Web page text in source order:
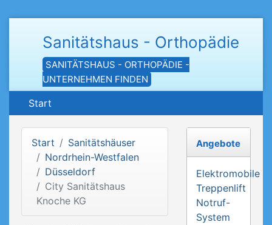
Sanitätshaus - Orthopädie
SANITÄTSHAUS - ORTHOPÄDIE -
UNTERNEHMEN FINDEN
Start
Start
Sanitätshäuser
Nordrhein-Westfalen
Düsseldorf
City Sanitätshaus
Knoche KG
Angebote
Elektromobile
Treppenlift
Notruf-
System